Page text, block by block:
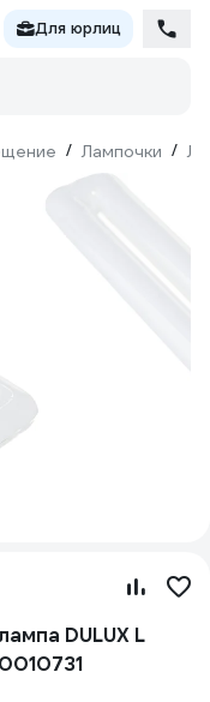
Для юрлиц
/ Лампочки /
DULUX L